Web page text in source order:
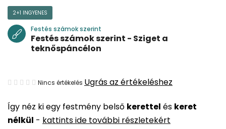
Így néz ki egy festmény belső kerettel és keret
nélkül - kattints ide további részletekért
2+1 INGYENES
Festés számok szerint
Festés számok szerint - Sziget a
teknőspáncélon
A
átlagos
értékelése
Nincs értékelés Ugrás az értékeléshez